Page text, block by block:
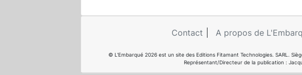
Contact A propos de
© L'Embarqué 2026 est un site des Editions Fitamant Technologies. SARL.
Représentant/Directeur de la publication :